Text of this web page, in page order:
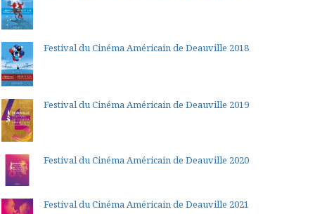
Festival du Cinéma Américain de Deauville 2018
Festival du Cinéma Américain de Deauville 2019
Festival du Cinéma Américain de Deauville 2020
Festival du Cinéma Américain de Deauville 2021